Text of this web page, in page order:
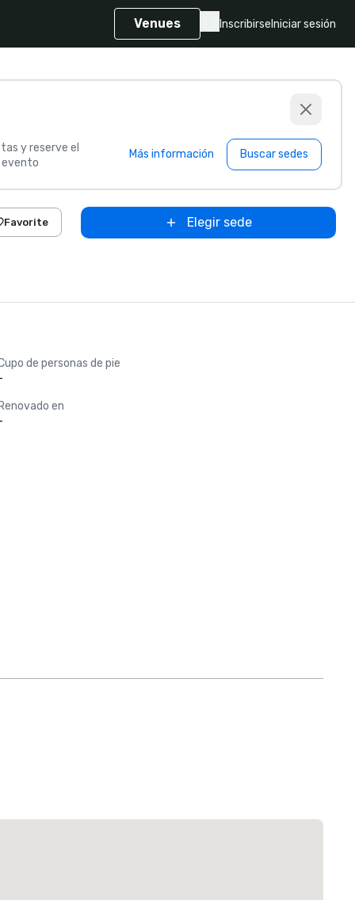
Venues Inscribirse Iniciar sesión
y reserve el
evento
Más información Buscar sedes
Favorite Elegir sede
de personas de pie
Renovado en